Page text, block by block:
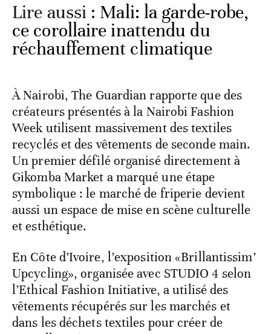
Lire aussi : Mali: la garde-robe,
ce corollaire inattendu du
réchauffement climatique
À Nairobi, The Guardian rapporte que des
créateurs présentés à la Nairobi Fashion
Week utilisent massivement des textiles
recyclés et des vêtements de seconde main.
Un premier défilé organisé directement à
Gikomba Market a marqué une étape
symbolique : le marché de friperie devient
aussi un espace de mise en scène culturelle
et esthétique.
En Côte d’Ivoire, l’exposition «Brillantissim’
Upcycling», organisée avec STUDIO 4 selon
l’Ethical Fashion Initiative, a utilisé des
vêtements récupérés sur les marchés et
dans les déchets textiles pour créer de